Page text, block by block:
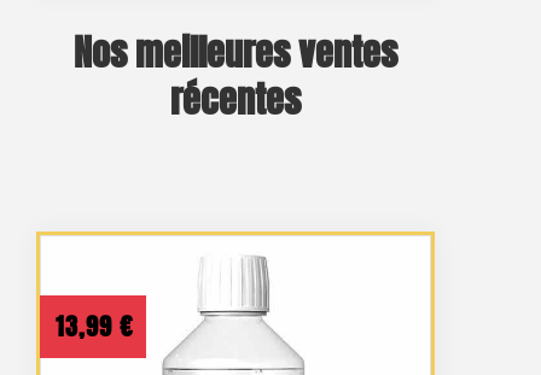
Nos meilleures ventes
récentes
13,99 €